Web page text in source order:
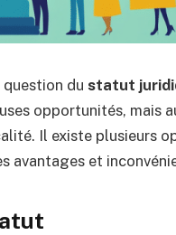
question du statut
opportunités, mais
Il existe plusieurs
avantages et